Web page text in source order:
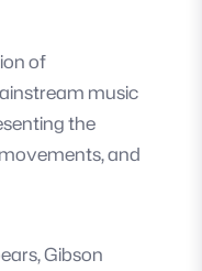
of
music
the
and
Gibson